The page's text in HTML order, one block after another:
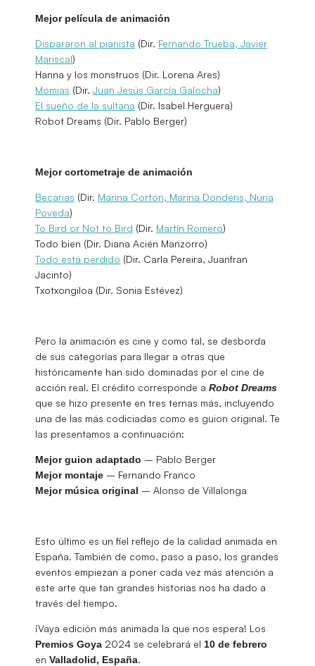
Mejor película de animación
Dispararon al pianista (Dir. Fernando Trueba, Javier
Mariscal)
Hanna y los monstruos (Dir. Lorena Ares)
Momias (Dir. Juan Jesús García Galocha)
El sueño de la sultana (Dir. Isabel Herguera)
Robot Dreams (Dir. Pablo Berger)
Mejor cortometraje de animación
Becarias (Dir. Marina Cortón, Marina Donderis, Núria
Poveda)
To Bird or Not to Bird (Dir. Martín Romero)
Todo bien (Dir. Diana Acién Manzorro)
Todo está perdido (Dir. Carla Pereira, Juanfran
Jacinto)
Txotxongiloa (Dir. Sonia Estévez)
Pero la animación es cine y como tal, se desborda
de sus categorías para llegar a otras que
históricamente han sido dominadas por el cine de
acción real. El crédito corresponde a Robot Dreams
que se hizo presente en tres ternas más, incluyendo
una de las más codiciadas como es guion original. Te
las presentamos a continuación:
Mejor guion adaptado – Pablo Berger
Mejor montaje – Fernando Franco
Mejor música original – Alonso de Villalonga
Esto último es un fiel reflejo de la calidad animada en
España. También de como, paso a paso, los grandes
eventos empiezan a poner cada vez más atención a
este arte que tan grandes historias nos ha dado a
través del tiempo.
¡Vaya edición más animada la que nos espera! Los
Premios Goya 2024 se celebrará el 10 de febrero
en Valladolid, España.